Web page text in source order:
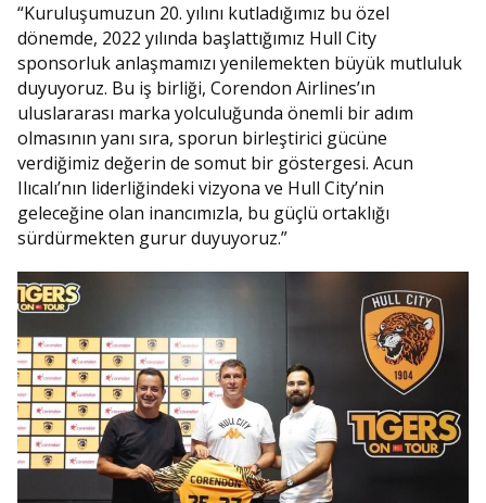
“Kuruluşumuzun 20. yılını kutladığımız bu özel
dönemde, 2022 yılında başlattığımız Hull City
sponsorluk anlaşmamızı yenilemekten büyük mutluluk
duyuyoruz. Bu iş birliği, Corendon Airlines’ın
uluslararası marka yolculuğunda önemli bir adım
olmasının yanı sıra, sporun birleştirici gücüne
verdiğimiz değerin de somut bir göstergesi. Acun
Ilıcalı’nın liderliğindeki vizyona ve Hull City’nin
geleceğine olan inancımızla, bu güçlü ortaklığı
sürdürmekten gurur duyuyoruz.”